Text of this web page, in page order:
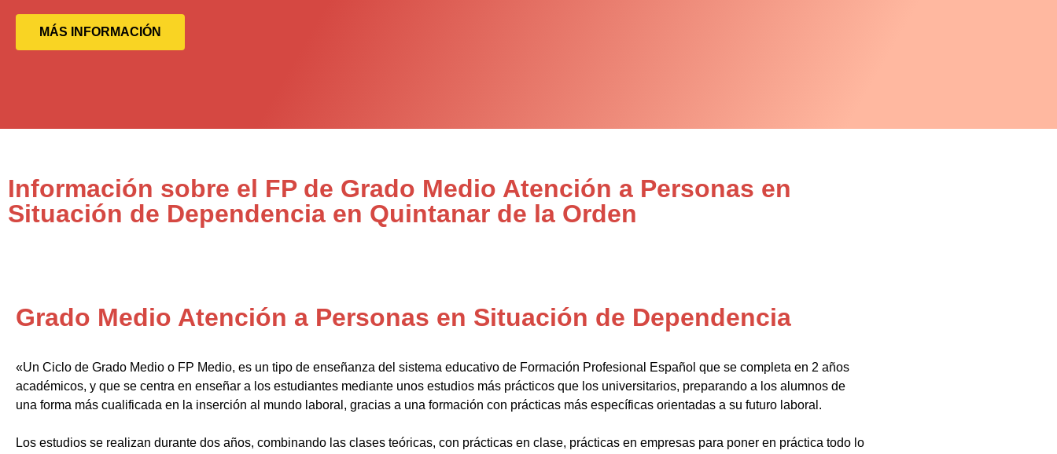
MÁS INFORMACIÓN
Información sobre el FP de Grado Medio Atención a Personas en
Situación de Dependencia en Quintanar de la Orden
Grado Medio Atención a Personas en Situación de Dependencia
«Un Ciclo de Grado Medio o FP Medio, es un tipo de enseñanza del sistema educativo de Formación Profesional Español que se completa en 2 años
académicos, y que se centra en enseñar a los estudiantes mediante unos estudios más prácticos que los universitarios, preparando a los alumnos de
una forma más cualificada en la inserción al mundo laboral, gracias a una formación con prácticas más específicas orientadas a su futuro laboral.
Los estudios se realizan durante dos años, combinando las clases teóricas, con prácticas en clase, prácticas en empresas para poner en práctica todo lo